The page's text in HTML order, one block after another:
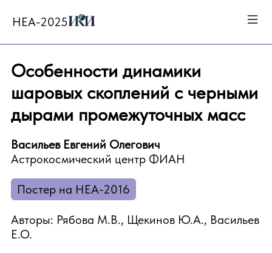
HEA-2025
Особенности динамики
шаровых скоплений с черными
дырами промежуточных масс
Васильев Евгений Олегович
Астрокосмический центр ФИАН
Постер на HEA-2016
Авторы: Рябова М.В., Щекинов Ю.А., Васильев
Е.О.